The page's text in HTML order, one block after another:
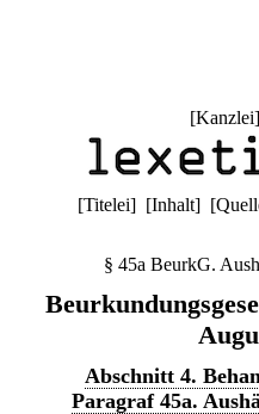
[Kanzlei
[Titelei] [Inhalt] [
§ 45a BeurkG.
Abschnitt 4.
Paragraf 45a.